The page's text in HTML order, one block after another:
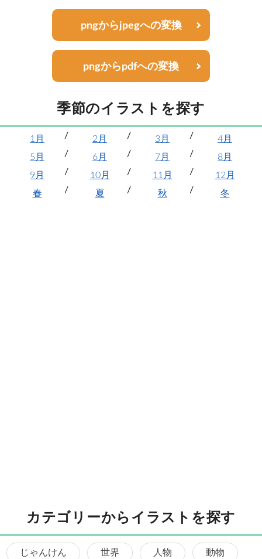
pngからjpegへの変換
pngからpdfへの変換
季節のイラストを探す
1月 2月 3月
4月
5月
6月 7月
8月
9月
10月 11月
12月
春
夏 秋 冬
カテゴリーからイラストを探す
じゃんけん 世界 人物 動物